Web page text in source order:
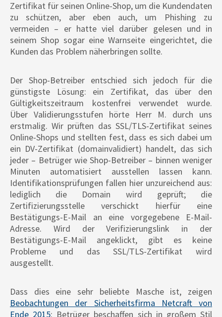
Zertifikat für seinen Online-Shop, um die Kundendaten
zu schützen, aber eben auch, um Phishing zu
vermeiden – er hatte viel darüber gelesen und in
seinem Shop sogar eine Warnseite eingerichtet, die
Kunden das Problem näherbringen sollte.
Der Shop-Betreiber entschied sich jedoch für die
günstigste Lösung: ein Zertifikat, das über den
Gültigkeitszeitraum kostenfrei verwendet wurde.
Über Validierungsstufen hörte Herr M. durch uns
erstmalig. Wir prüften das SSL/TLS-Zertifikat seines
Online-Shops und stellten fest, dass es sich dabei um
ein DV-Zertifikat (domainvalidiert) handelt, das sich
jeder – Betrüger wie Shop-Betreiber – binnen weniger
Minuten automatisiert ausstellen lassen kann.
Identifikationsprüfungen fallen hier unzureichend aus:
lediglich die Domain wird geprüft; die
Zertifizierungsstelle verschickt hierfür eine
Bestätigungs-E-Mail an eine vorgegebene E-Mail-
Adresse. Wird der Verifizierungslink in der
Bestätigungs-E-Mail angeklickt, gibt es keine
Probleme und das SSL/TLS-Zertifikat wird
ausgestellt.
Dass dies eine sehr beliebte Masche ist, zeigen
Beobachtungen der Sicherheitsfirma Netcraft von
Ende 2015: Betrüger beschaffen sich in großem Stil